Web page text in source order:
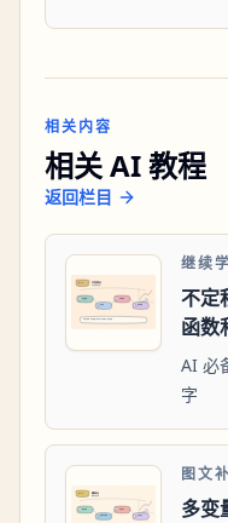
相关内容
相关 AI 教程
返回栏目
继续
不定
函数
AI 必
字
图文
多变